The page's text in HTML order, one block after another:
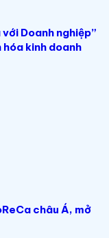
Doanh nghiệp”
kinh doanh
châu Á, mở